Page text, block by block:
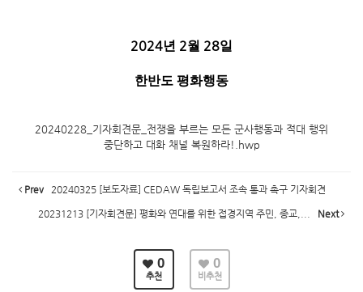
2024년 2월 28일
한반도 평화행동
20240228_기자회견문_전쟁을 부르는 모든 군사행동과 적대 행위
중단하고 대화 채널 복원하라!.hwp
Prev 20240325 [보도자료] CEDAW 독립보고서 조속 통과 촉구 기자회견
20231213 [기자회견문] 평화와 연대를 위한 접경지역 주민, 종교,... Next
0
추천
0
비추천